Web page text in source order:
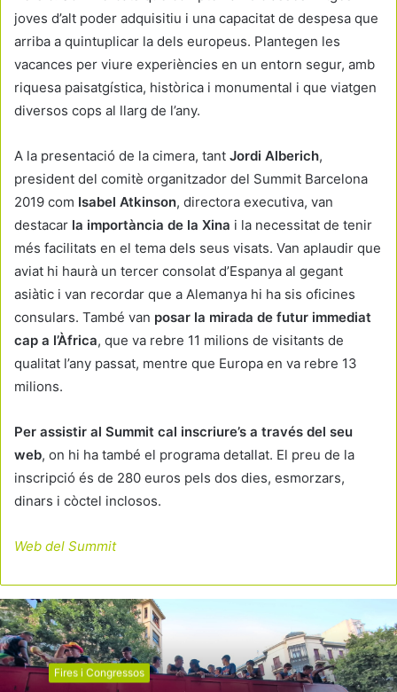
joves d’alt poder adquisitiu i una capacitat de despesa que
arriba a quintuplicar la dels europeus. Plantegen les
vacances per viure experiències en un entorn segur, amb
riquesa paisatgística, històrica i monumental i que viatgen
diversos cops al llarg de l’any.
A la presentació de la cimera, tant Jordi Alberich,
president del comitè organitzador del Summit Barcelona
2019 com Isabel Atkinson, directora executiva, van
destacar la importància de la Xina i la necessitat de tenir
més facilitats en el tema dels seus visats. Van aplaudir que
aviat hi haurà un tercer consolat d’Espanya al gegant
asiàtic i van recordar que a Alemanya hi ha sis oficines
consulars. També van posar la mirada de futur immediat
cap a l’Àfrica, que va rebre 11 milions de visitants de
qualitat l’any passat, mentre que Europa en va rebre 13
milions.
Per assistir al Summit cal inscriure’s a través del seu
web, on hi ha també el programa detallat. El preu de la
inscripció és de 280 euros pels dos dies, esmorzars,
dinars i còctel inclosos.
Web del Summit
Fires i Congressos